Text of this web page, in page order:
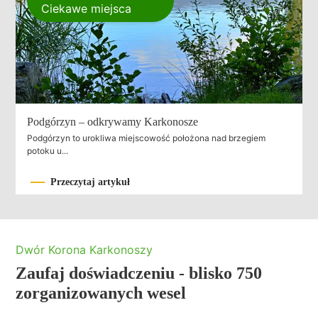
Podgórzyn – odkrywamy Karkonosze
Podgórzyn to urokliwa miejscowość położona nad brzegiem
potoku u...
Przeczytaj artykuł
Ciekawe miejsca
Dwór Korona Karkonoszy
Zaufaj doświadczeniu - blisko 750
zorganizowanych wesel